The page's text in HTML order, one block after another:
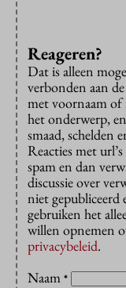
Reageren?
Dat is alleen
verbonden aan
met voornaam of
het onderwerp,
smaad, schelden
Reacties met
spam en dan
discussie over
niet gepubliceerd
gebruiken het
willen opnemen
privacybeleid.
Naam *